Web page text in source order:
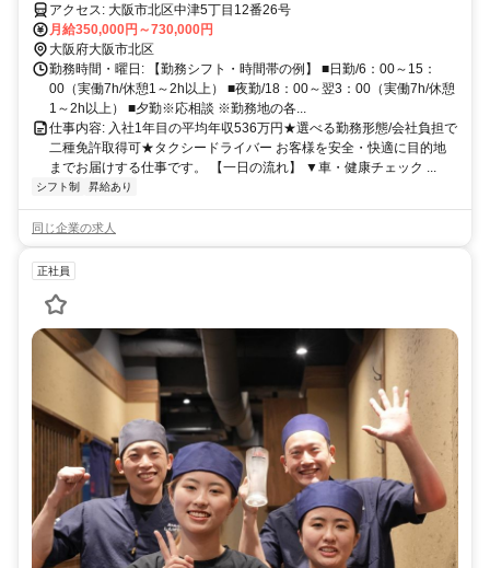
アクセス: 大阪市北区中津5丁目12番26号
月給350,000円～730,000円
大阪府大阪市北区
勤務時間・曜日: 【勤務シフト・時間帯の例】 ■日勤/6：00～15：
00（実働7h/休憩1～2h以上） ■夜勤/18：00～翌3：00（実働7h/休憩
1～2h以上） ■夕勤※応相談 ※勤務地の各...
仕事内容: 入社1年目の平均年収536万円★選べる勤務形態/会社負担で
二種免許取得可★タクシードライバー お客様を安全・快適に目的地
までお届けする仕事です。 【一日の流れ】 ▼車・健康チェック ...
シフト制 昇給あり
同じ企業の求人
正社員